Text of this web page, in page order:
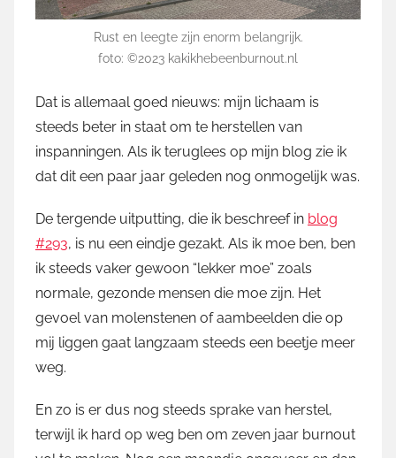
Rust en leegte zijn enorm belangrijk.
foto: ©2023 kakikhebeenburnout.nl
Dat is allemaal goed nieuws: mijn lichaam is
steeds beter in staat om te herstellen van
inspanningen. Als ik teruglees op mijn blog zie ik
dat dit een paar jaar geleden nog onmogelijk was.
De tergende uitputting, die ik beschreef in blog
#293, is nu een eindje gezakt. Als ik moe ben, ben
ik steeds vaker gewoon “lekker moe” zoals
normale, gezonde mensen die moe zijn. Het
gevoel van molenstenen of aambeelden die op
mij liggen gaat langzaam steeds een beetje meer
weg.
En zo is er dus nog steeds sprake van herstel,
terwijl ik hard op weg ben om zeven jaar burnout